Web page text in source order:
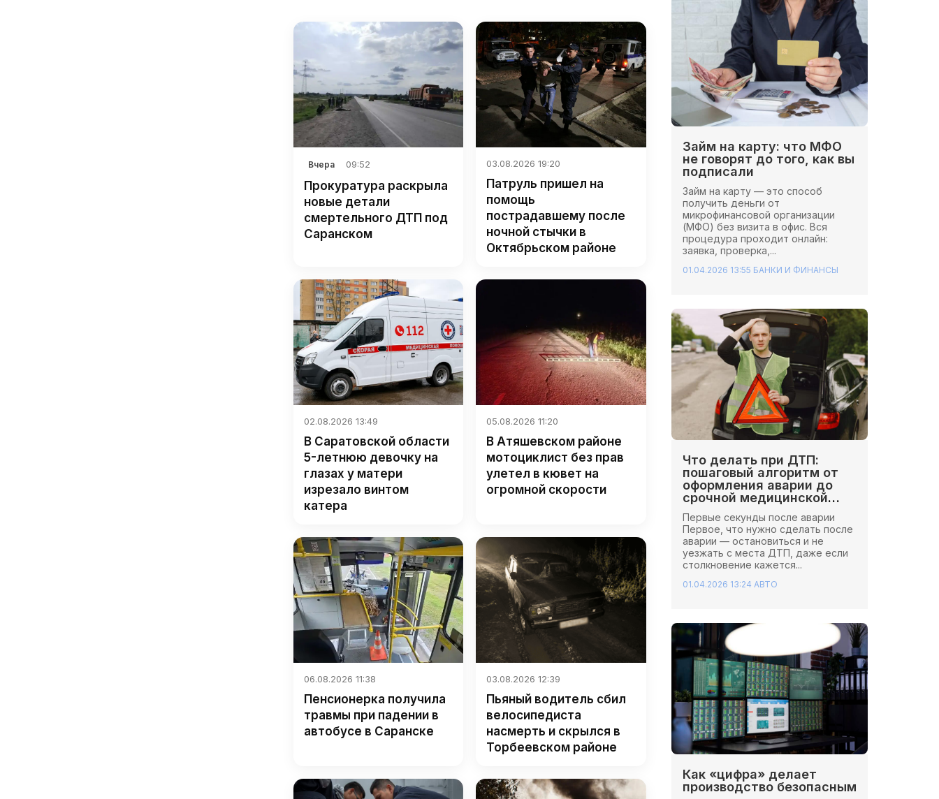
Вчера 09:52
Прокуратура раскрыла
новые детали
смертельного ДТП под
Саранском
03.08.2026 19:20
Патруль пришел на
помощь
пострадавшему после
ночной стычки в
Октябрьском районе
02.08.2026 13:49
В Саратовской области
5-летнюю девочку на
глазах у матери
изрезало винтом
катера
05.08.2026 11:20
В Атяшевском районе
мотоциклист без прав
улетел в кювет на
огромной скорости
06.08.2026 11:38
Пенсионерка получила
травмы при падении в
автобусе в Саранске
03.08.2026 12:39
Пьяный водитель сбил
велосипедиста
насмерть и скрылся в
Торбеевском районе
Займ на карту: что МФО
не говорят до того, как вы
подписали
Займ на карту — это способ
получить деньги от
микрофинансовой организации
(МФО) без визита в офис. Вся
процедура проходит онлайн:
заявка, проверка,...
01.04.2026 13:55 БАНКИ И ФИНАНСЫ
Что делать при ДТП:
пошаговый алгоритм от
оформления аварии до
срочной медицинской
помощи
Первые секунды после аварии
Первое, что нужно сделать после
аварии — остановиться и не
уезжать с места ДТП, даже если
столкновение кажется...
01.04.2026 13:24 АВТО
Как «цифра» делает
производство безопасным